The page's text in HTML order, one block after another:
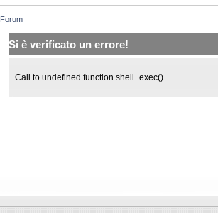
Si è verificato un errore!
Call to undefined function shell_exec()